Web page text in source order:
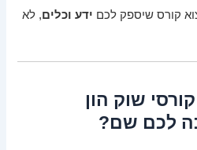
קורס שיספק לכם ידע וכלים, לא
שוק הון
לכם שם?